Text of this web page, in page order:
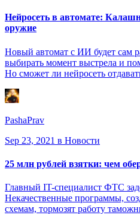
Нейросеть в автомате:
оружие
Новый автомат с ИИ будет сам
выбирать момент выстрела и
Но сможет ли нейросеть
PashaPrav
Sep 23, 2021 в Новости
25 млн рублей взятки: чем
Главный IT-специалист ФТС
Некачественные программы,
схемам, тормозят работу